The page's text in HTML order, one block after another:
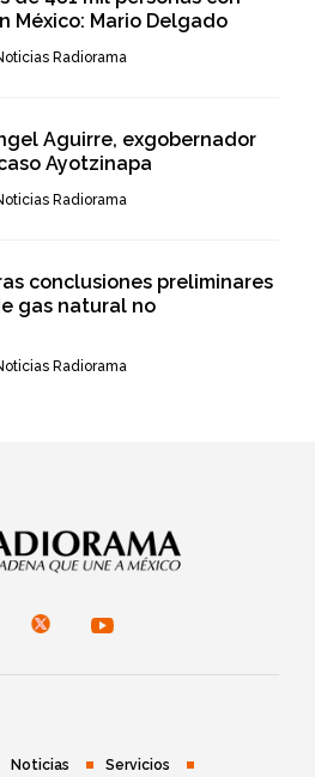
México: Mario Delgado
Radiorama
Aguirre, exgobernador
Ayotzinapa
Radiorama
conclusiones preliminares
gas natural no
Radiorama
Noticias Servicios